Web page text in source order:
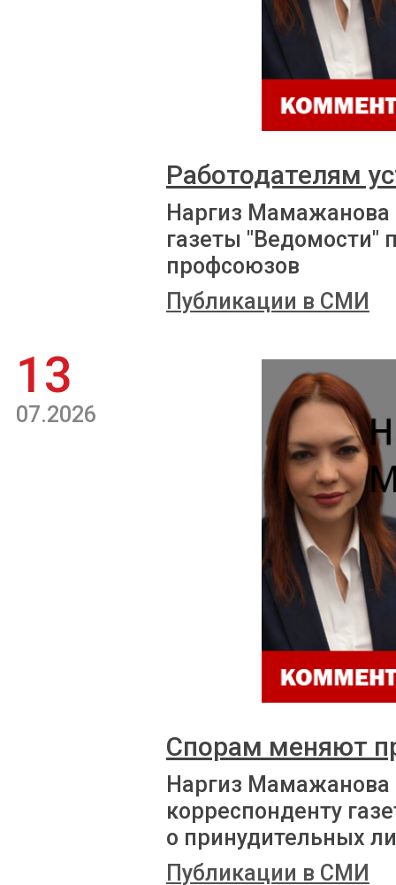
Работодателям
Наргиз Мамажанова
газеты "Ведомости"
профсоюзов
Публикации в СМИ
13
07.2026
Спорам меняют
Наргиз
корреспонденту
о принудительных
Публикации в СМИ